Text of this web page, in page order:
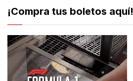
¡Compra tus boletos aquí!